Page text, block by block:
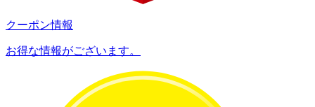
クーポン情報
お得な情報がございます。